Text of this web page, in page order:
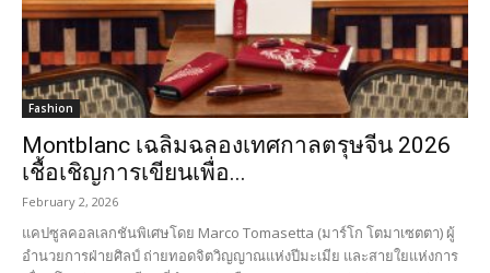
Fashion
Montblanc เฉลิมฉลองเทศกาลตรุษจีน 2026
เชื้อเชิญการเขียนเพื่อ...
February 2, 2026
แคปซูลคอลเลกชันพิเศษโดย Marco Tomasetta (มาร์โก โตมาเซตตา) ผู้
อำนวยการฝ่ายศิลป์ ถ่ายทอดจิตวิญญาณแห่งปีมะเมีย และสายใยแห่งการ